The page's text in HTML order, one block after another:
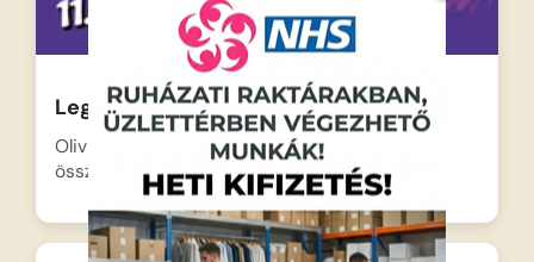
Lego Friends-Kempingezés
Olivia, Mia, Andrea, Emma és Stephanie
összepakolják a hátizsákokat, és…